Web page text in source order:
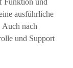
Funktion und
ausführliche
Auch nach
und Support